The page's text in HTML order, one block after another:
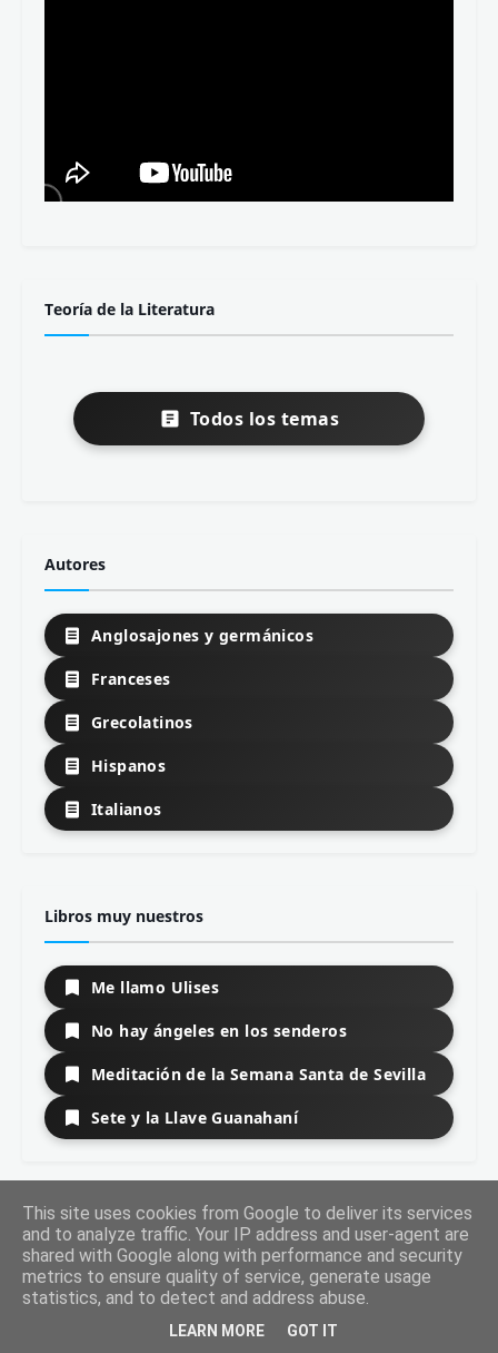
Teoría de la Literatura
Todos los temas
Autores
Anglosajones y germánicos
Franceses
Grecolatinos
Hispanos
Italianos
Libros muy nuestros
Me llamo Ulises
No hay ángeles en los senderos
Meditación de la Semana Santa de Sevilla
Sete y la Llave Guanahaní
Libros Top Historia
Memoria del comunismo
Eso no estaba en mi libro de Historia de
This site uses cookies from Google to deliver its services
and to analyze traffic. Your IP address and user-agent are
shared with Google along with performance and security
metrics to ensure quality of service, generate usage
statistics, and to detect and address abuse.
LEARN MORE GOT IT